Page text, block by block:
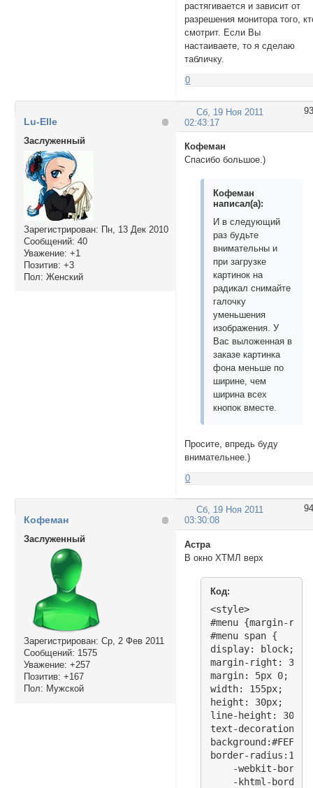
<!--- конец
</div>
<div
<!---
<table
</tr>
<tr>
	<td align="center" height="125">текст админов</td>
<tr>
	<td align="center" height="25" style="font-weight: bold;">Модераторы</td>
<tr>
	<td align="center" height="125">текст модераторов</td>
</tr>
</table>
<!--- конец
</div>
<div
баннеры
</div>
<div
плеер
</div>
</tr>
</tbody>
<script
$("td.#MenuTxT
$("td.#MenuTxT
$("div.#menu
$("div.#menu
var activeDiv
return false;
</script>
растягивается и зависит от
разрешения монитора того,
смотрит. Если Вы
настаиваете, то я сделаю
табличку.
0
93
Сб, 19 Ноя 2011
02:43:17
Lu-Elle
Заслуженный
Зарегистрирован: Пн, 13 Дек 2010
Сообщений: 40
Уважение: +1
Позитив: +3
Пол: Женский
Кофеман
Спасибо большое.)
Кофеман
написал(а):
И в следующий
раз будьте
внимательны и
при загрузке
картинок на
радикал снимайте
галочку
уменьшения
изображения. У
Вас выложенная в
заказе картинка
фона меньше по
ширине, чем
ширина всех
кнопок вместе.
Просите, впредь буду
внимательнее.)
0
94
Сб, 19 Ноя 2011
03:30:08
Кофеман
Заслуженный
Зарегистрирован: Ср, 2 Фев 2011
Сообщений: 1575
Уважение: +257
Позитив: +167
Пол: Мужской
Астра
В окно ХТМЛ верх
Код:
<style>
#menu {margin-
#menu span {
display: block;
margin-right: 3px;
margin: 5px 0;
width: 155px;
height: 30px;
line-height: 30px;
text-decoration:
border-
-webkit-
-khtml-